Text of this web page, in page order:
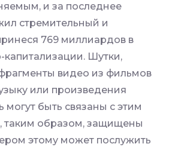
и за последнее
стремительный и
769 миллиардов в
капитализации. Шутки,
видео из фильмов
или произведения
могут быть связаны с этим
таким образом, защищены
этому может послужить